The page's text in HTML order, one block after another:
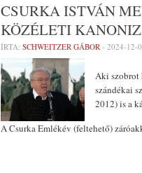
CSURKA ISTVÁN
KÖZÉLETI
ÍRTA: SCHWEITZER GÁBOR - 2024-12-
Aki szobrot
szándékai
2012) is a
A Csurka Emlékév (feltehető)